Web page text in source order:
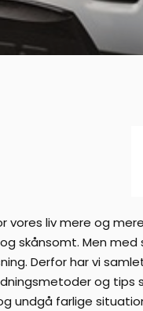
vores liv mere og
skånsomt. Men
Derfor har vi
og
undgå farlige